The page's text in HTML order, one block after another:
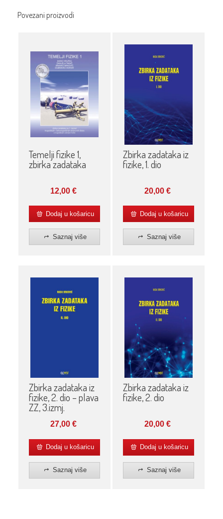
Povezani proizvodi
Temelji fizike 1,
zbirka zadataka
12,00€
Dodaj u košaricu
Saznaj više
Zbirka zadataka iz
fizike, 1. dio
20,00€
Dodaj u košaricu
Saznaj više
Zbirka zadataka iz
fizike, 2. dio – plava
ZZ, 3.izmj.
27,00€
Dodaj u košaricu
Saznaj više
Zbirka zadataka iz
fizike, 2. dio
20,00€
Dodaj u košaricu
Saznaj više